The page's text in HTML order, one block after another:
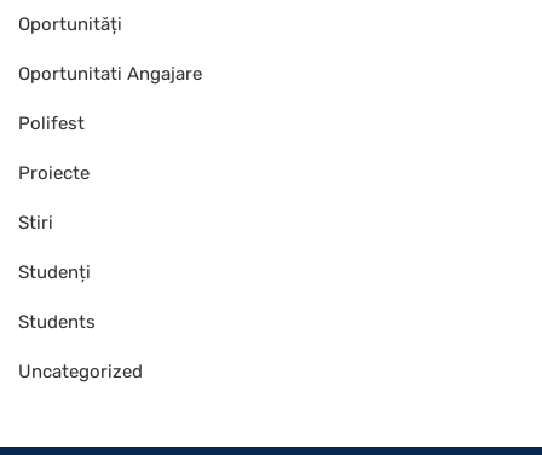
Oportunități
Oportunitati Angajare
Polifest
Proiecte
Stiri
Studenți
Students
Uncategorized